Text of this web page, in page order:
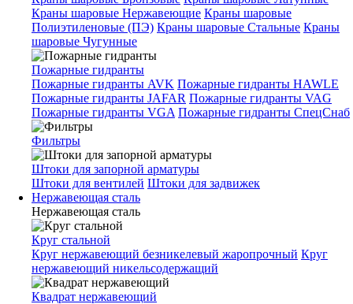
Краны шаровые Нержавеющие Краны шаровые
Полиэтиленовые (ПЭ) Краны шаровые Стальные Краны
шаровые Чугунные
Пожарные гидранты
Пожарные гидранты AVK Пожарные гидранты HAWLE
Пожарные гидранты JAFAR Пожарные гидранты VAG
Пожарные гидранты VGA Пожарные гидранты СпецСнаб
Фильтры
Штоки для запорной арматуры
Штоки для вентилей Штоки для задвижек
Нержавеющая сталь
Нержавеющая сталь
Круг стальной
Круг нержавеющий безникелевый жаропрочный Круг
нержавеющий никельсодержащий
Квадрат нержавеющий